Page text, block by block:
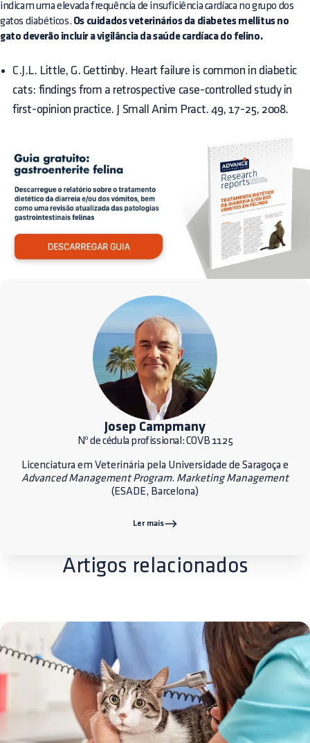
indicam uma elevada frequência de insuficiência cardíaca no grupo dos
gatos diabéticos. Os cuidados veterinários da diabetes mellitus no
gato deverão incluir a vigilância da saúde cardíaca do felino.
C.J.L. Little, G. Gettinby. Heart failure is common in diabetic
cats: findings from a retrospective case-controlled study in
first-opinion practice. J Small Anim Pract. 49, 17-25, 2008.
Josep Campmany
Nº de cédula profissional: COVB 1125
Licenciatura em Veterinária pela Universidade de Saragoça e
Advanced Management Program. Marketing Management
(ESADE, Barcelona)
Ler mais
Artigos relacionados